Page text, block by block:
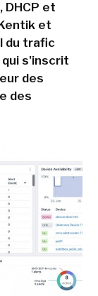
DHCP et
et
du trafic
s'inscrit
des
des